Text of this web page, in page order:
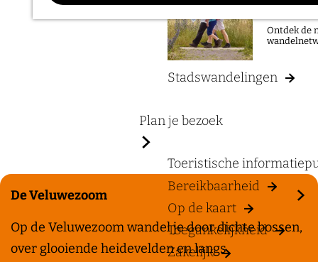
Ontdek de
Stadswandelingen
Plan je bezoek
Toeristische
Bereikbaarheid
Op de kaart
Toegankelijkheid
Zakelijk
De Veluwezoom
D
e
Op de Veluwezoom wandel je door dichte bossen,
over glooiende heidevelden en langs